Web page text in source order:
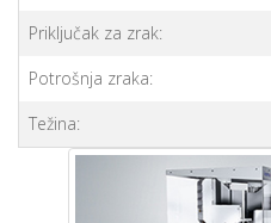
Priključak za zrak:
Potrošnja zraka:
Težina: